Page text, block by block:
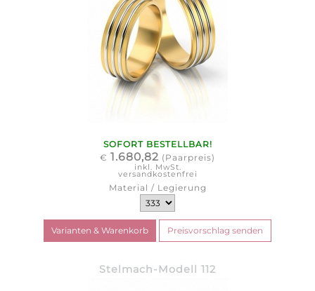
SOFORT BESTELLBAR!
€ 1.680,82 (Paarpreis)
inkl. MwSt.
versandkostenfrei
Material / Legierung
Stelmach-Modell 112